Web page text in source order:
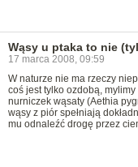
Wąsy u ptaka to nie
17 marca 2008, 09:59
W naturze nie ma rzeczy
coś jest tylko ozdobą, mylimy
nurniczek wąsaty (Aethia
wąsy z piór spełniają
mu odnaleźć drogę przez